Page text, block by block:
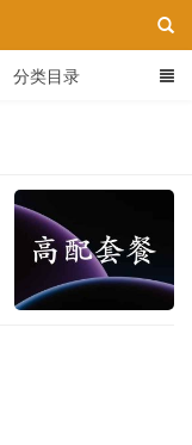
分类目录